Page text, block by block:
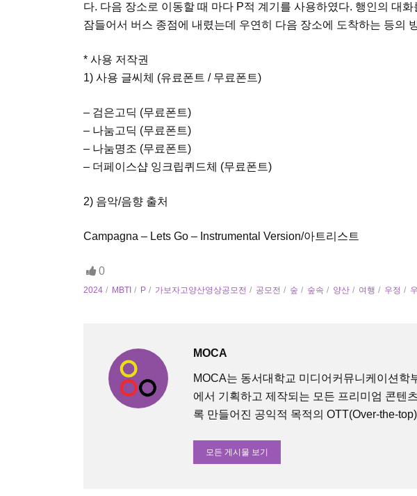
다. 다음 장소로 이동할 때 마다 P적 계기를 사용하였다. 행인의 대
잠들어서 버스 종점에 내렸는데 우연히 다음 장소에 도착하는 등의
* 사용 저작권
1) 사용 글씨체 (유료폰트 / 무료폰트)
– 검은고딕 (무료폰트)
– 나눔고딕 (무료폰트)
– 나눔명조 (무료폰트)
– 더페이스샵 잉크립퀴드체 (무료폰트)
2) 음악/음향 출처
Campagna – Lets Go – Instrumental Version/아트리스트
0
2024 MBTI P 가보자고양산영상공모전 공모전 숲 숲속 양산 여행 우정
MOCA
MOCA는 동서대학교 미디어커뮤니케이션학
에서 기획하고 제작되는 모든 프리미엄 콘텐
록 만들어진 공익적 목적의 OTT(Over-the-
모든 게시물 보기